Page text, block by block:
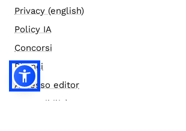
Privacy (english)
Policy IA
Concorsi
Bilanci
Accesso editor
Accessibilità